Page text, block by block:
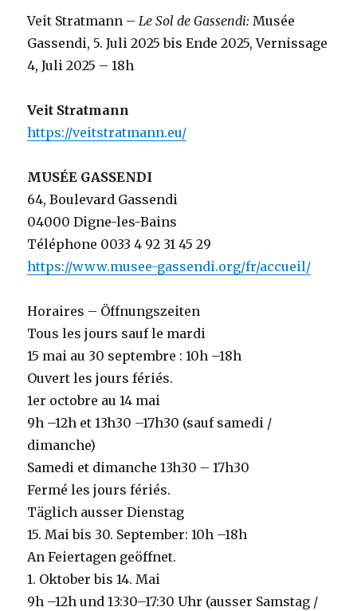
Veit Stratmann –Le Sol de Gassendi: Musée
Gassendi, 5. Juli 2025 bis Ende 2025, Vernissage
4, Juli 2025 – 18h
Veit Stratmann
https://veitstratmann.eu/
MUSÉE GASSENDI
64, Boulevard Gassendi
04000 Digne-les-Bains
Téléphone 0033 4 92 31 45 29
https://www.musee-gassendi.org/fr/accueil/
Horaires – Öffnungszeiten
Tous les jours sauf le mardi
15 mai au 30 septembre : 10h –18h
Ouvert les jours fériés.
1er octobre au 14 mai
9h –12h et 13h30 –17h30 (sauf samedi /
dimanche)
Samedi et dimanche 13h30 – 17h30
Fermé les jours fériés.
Täglich ausser Dienstag
15. Mai bis 30. September: 10h –18h
An Feiertagen geöffnet.
1. Oktober bis 14. Mai
9h –12h und 13:30–17:30 Uhr (ausser Samstag /